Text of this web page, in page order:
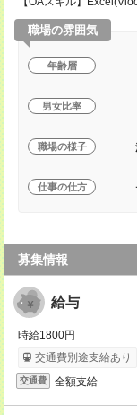
職場の雰囲気
年齢層
男女比率
職場の様子
仕事の仕方
募集情報
給与
時給1800円
交通費別途支給あり
交通費 全額支給